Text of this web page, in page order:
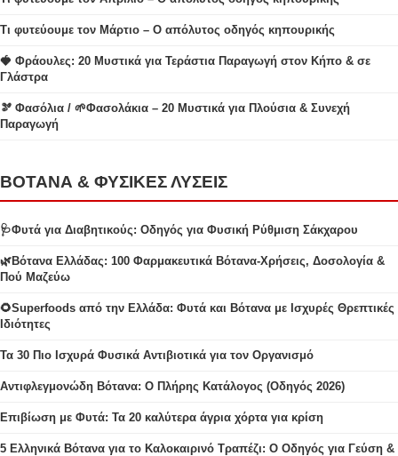
Τι φυτεύουμε τον Μάρτιο – Ο απόλυτος οδηγός κηπουρικής
🍓 Φράουλες: 20 Μυστικά για Τεράστια Παραγωγή στον Κήπο & σε
Γλάστρα
🫘 Φασόλια / 🌱Φασολάκια – 20 Μυστικά για Πλούσια & Συνεχή
Παραγωγή
ΒΟΤΑΝΑ & ΦΥΣΙΚΕΣ ΛΥΣΕΙΣ
🩺Φυτά για Διαβητικούς: Οδηγός για Φυσική Ρύθμιση Σάκχαρου
🌿Βότανα Ελλάδας: 100 Φαρμακευτικά Βότανα-Χρήσεις, Δοσολογία &
Πού Μαζεύω
🌻Superfoods από την Ελλάδα: Φυτά και Βότανα με Ισχυρές Θρεπτικές
Ιδιότητες
Τα 30 Πιο Ισχυρά Φυσικά Αντιβιοτικά για τον Οργανισμό
Αντιφλεγμονώδη Βότανα: Ο Πλήρης Κατάλογος (Οδηγός 2026)
Επιβίωση με Φυτά: Τα 20 καλύτερα άγρια χόρτα για κρίση
5 Ελληνικά Βότανα για το Καλοκαιρινό Τραπέζι: Ο Οδηγός για Γεύση &